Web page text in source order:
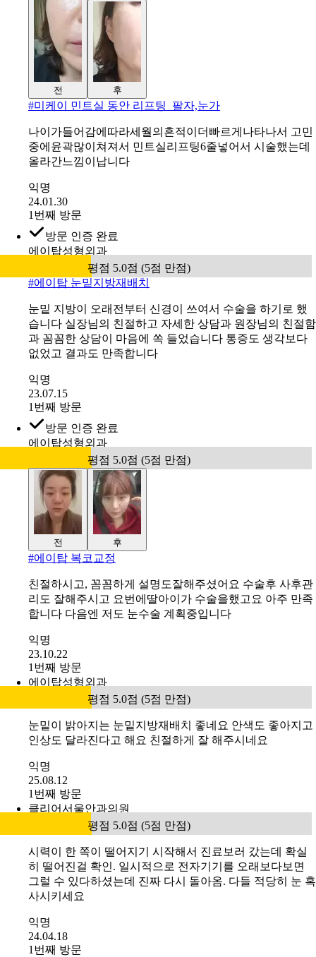
전 후
#미케이 민트실 동안 리프팅_팔자,눈가
나이가들어감에따라세월의흔적이더빠르게나타나서 고민
중에윤곽많이쳐져서 민트실리프팅6줄넣어서 시술했는데
올라간느낌이납니다
익명
24.01.30
1번째 방문
방문 인증 완료
에이탑성형외과
평점 5.0점 (5점 만점)
#에이탑 눈밑지방재배치
눈밑 지방이 오래전부터 신경이 쓰여서 수술을 하기로 했
습니다 실장님의 친절하고 자세한 상담과 원장님의 친절함
과 꼼꼼한 상담이 마음에 쏙 들었습니다 통증도 생각보다
없었고 결과도 만족합니다
익명
23.07.15
1번째 방문
방문 인증 완료
에이탑성형외과
평점 5.0점 (5점 만점)
전 후
#에이탑 복코교정
친절하시고, 꼼꼼하게 설명도잘해주셨어요 수술후 사후관
리도 잘해주시고 요번에딸아이가 수술을했고요 아주 만족
합니다 다음엔 저도 눈수술 계획중입니다
익명
23.10.22
1번째 방문
에이탑성형외과
평점 5.0점 (5점 만점)
눈밑이 밝아지는 눈밑지방재배치 좋네요 안색도 좋아지고
인상도 달라진다고 해요 친절하게 잘 해주시네요
익명
25.08.12
1번째 방문
클리어서울안과의원
평점 5.0점 (5점 만점)
시력이 한 쪽이 떨어지기 시작해서 진료보러 갔는데 확실
히 떨어진걸 확인. 일시적으로 전자기기를 오래보다보면
그럴 수 있다하셨는데 진짜 다시 돌아옴. 다들 적당히 눈 혹
사시키세요
익명
24.04.18
1번째 방문